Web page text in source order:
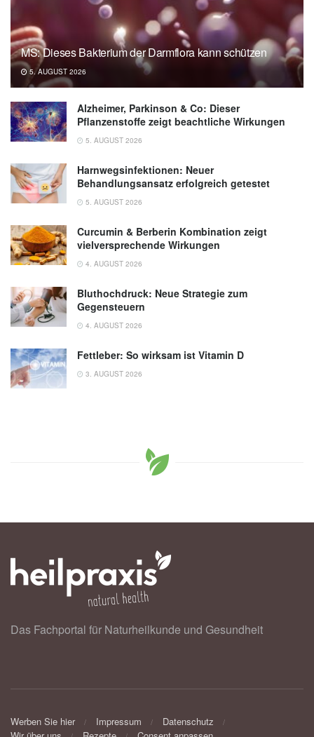
MS: Dieses Bakterium der Darmflora kann schützen
5. AUGUST 2026
Alzheimer, Parkinson & Co: Dieser
Pflanzenstoffe zeigt beachtliche Wirkungen
5. AUGUST 2026
Harnwegsinfektionen: Neuer
Behandlungsansatz erfolgreich getestet
5. AUGUST 2026
Curcumin & Berberin Kombination zeigt
vielversprechende Wirkungen
4. AUGUST 2026
Bluthochdruck: Neue Strategie zum
Gegensteuern
4. AUGUST 2026
Fettleber: So wirksam ist Vitamin D
3. AUGUST 2026
Das Fachportal für Naturheilkunde und Gesundheit
Werben Sie hier Impressum
Datenschutz